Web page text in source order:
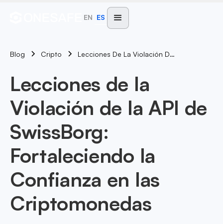
EN ES
Blog Cripto Lecciones De La Violación De La API De SwissBorg: Fortaleciendo La Confianza En Las Criptomonedas
Lecciones de la
Violación de la API de
SwissBorg:
Fortaleciendo la
Confianza en las
Criptomonedas